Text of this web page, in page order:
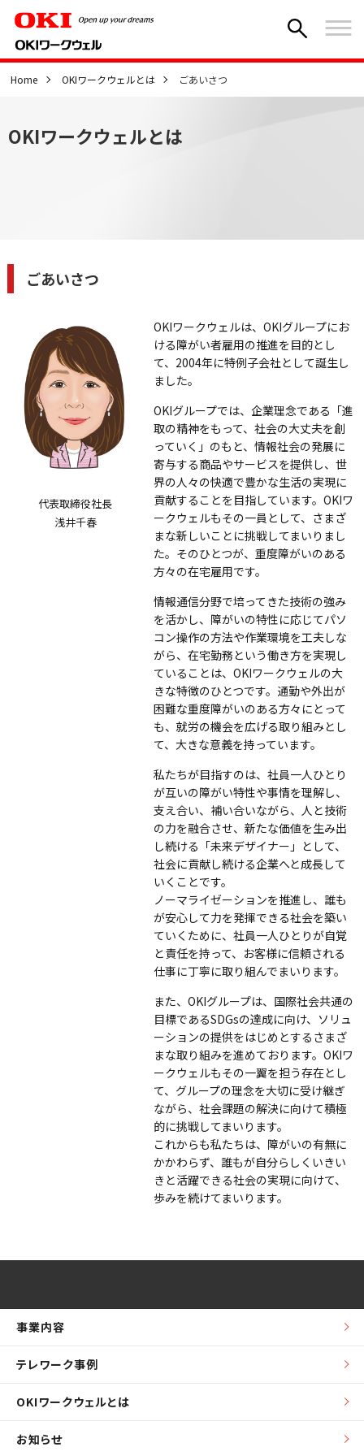
Home OKIワークウェルとは ごあいさつ
OKIワークウェルとは
ごあいさつ
代表取締役社長
浅井千春
OKIワークウェルは、OKIグループにお
ける障がい者雇用の推進を目的とし
て、2004年に特例子会社として誕生し
ました。
OKIグループでは、企業理念である「進
取の精神をもって、社会の大丈夫を創
っていく」のもと、情報社会の発展に
寄与する商品やサービスを提供し、世
界の人々の快適で豊かな生活の実現に
貢献することを目指しています。OKIワ
ークウェルもその一員として、さまざ
まな新しいことに挑戦してまいりまし
た。そのひとつが、重度障がいのある
方々の在宅雇用です。
情報通信分野で培ってきた技術の強み
を活かし、障がいの特性に応じてパソ
コン操作の方法や作業環境を工夫しな
がら、在宅勤務という働き方を実現し
ていることは、OKIワークウェルの大
きな特徴のひとつです。通勤や外出が
困難な重度障がいのある方々にとって
も、就労の機会を広げる取り組みとし
て、大きな意義を持っています。
私たちが目指すのは、社員一人ひとり
が互いの障がい特性や事情を理解し、
支え合い、補い合いながら、人と技術
の力を融合させ、新たな価値を生み出
し続ける「未来デザイナー」として、
社会に貢献し続ける企業へと成長して
いくことです。
ノーマライゼーションを推進し、誰も
が安心して力を発揮できる社会を築い
ていくために、社員一人ひとりが自覚
と責任を持って、お客様に信頼される
仕事に丁寧に取り組んでまいります。
また、OKIグループは、国際社会共通の
目標であるSDGsの達成に向け、ソリュ
ーションの提供をはじめとするさまざ
まな取り組みを進めております。OKIワ
ークウェルもその一翼を担う存在とし
て、グループの理念を大切に受け継ぎ
ながら、社会課題の解決に向けて積極
的に挑戦してまいります。
これからも私たちは、障がいの有無に
かかわらず、誰もが自分らしくいきい
きと活躍できる社会の実現に向けて、
歩みを続けてまいります。
事業内容
テレワーク事例
OKIワークウェルとは
お知らせ